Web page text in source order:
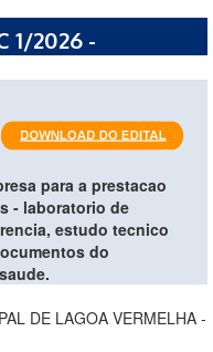
1/2026 -
para a prestacao
- laboratorio de
estudo tecnico
do
DE LAGOA VERMELHA -